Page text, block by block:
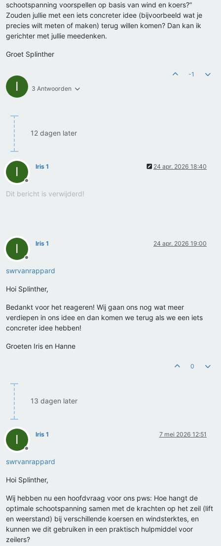
schootspanning voorspellen op basis van wind en koers?”
Zouden jullie met een iets concreter idee (bijvoorbeeld wat je
precies wilt meten of maken) terug willen komen? Dan kan ik
gerichter met jullie meedenken.
Groet Splinther
I 3 Antwoorden
-1
12 dagen later
I
Offline
Iris 1 24 apr. 2026 18:40
Dit bericht is verwijderd!
I
Offline
Iris 1 24 apr. 2026 19:00
swrvanrappard
Hoi Splinther,
Bedankt voor het reageren! Wij gaan ons nog wat meer
verdiepen in ons idee en dan komen we terug als we een iets
concreter idee hebben!
Groeten Iris en Hanne
0
13 dagen later
I
Offline
Iris 1 7 mei 2026 12:51
swrvanrappard
Hoi Splinther,
Wij hebben nu een hoofdvraag voor ons pws: Hoe hangt de
optimale schootspanning samen met de krachten op het zeil (lift
en weerstand) bij verschillende koersen en windsterktes, en
kunnen we dit gebruiken in een praktisch hulpmiddel voor
zeilers?